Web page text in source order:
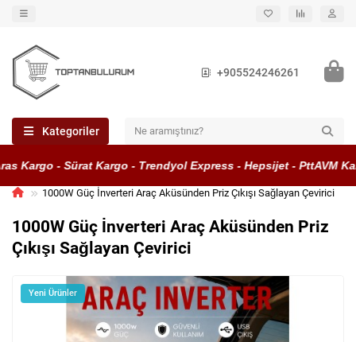
+905524246261
Kategoriler
Kargo - Sürat Kargo - Trendyol Express - Hepsijet - PttAVM
1000W Güç İnverteri Araç Aküsünden Priz Çıkışı Sağlayan Çevirici
1000W Güç İnverteri Araç Aküsünden Priz
Çıkışı Sağlayan Çevirici
Yeni Ürünler